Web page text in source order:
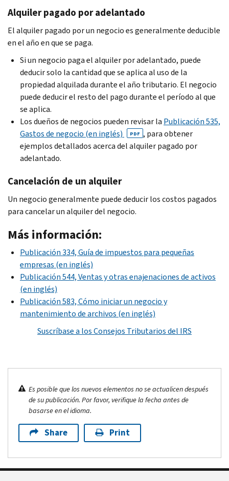
Alquiler pagado por adelantado
El alquiler pagado por un negocio es generalmente deducible
en el año en que se paga.
Si un negocio paga el alquiler por adelantado, puede
deducir solo la cantidad que se aplica al uso de la
propiedad alquilada durante el año tributario. El negocio
puede deducir el resto del pago durante el período al que
se aplica.
Los dueños de negocios pueden revisar la Publicación 535,
Gastos de negocio (en inglés)
PDF , para obtener
ejemplos detallados acerca del alquiler pagado por
adelantado.
Cancelación de un alquiler
Un negocio generalmente puede deducir los costos pagados
para cancelar un alquiler del negocio.
Más información:
Publicación 334, Guía de impuestos para pequeñas
empresas (en inglés)
Publicación 544, Ventas y otras enajenaciones de activos
(en inglés)
Publicación 583, Cómo iniciar un negocio y
mantenimiento de archivos (en inglés)
Suscríbase a los Consejos Tributarios del IRS
Es posible que los nuevos elementos no se actualicen después
de su publicación. Por favor, verifique la fecha antes de
basarse en el idioma.
Share Print